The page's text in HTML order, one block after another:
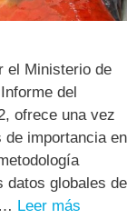
el Ministerio de
del
ofrece una vez
importancia en
datos globales de
Leer más